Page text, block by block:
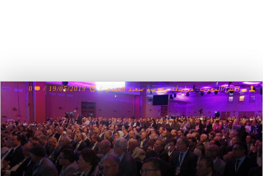
مراكش/المغرب: مراسلة وعدسة سعيد العيدي /
19/05/2019
/
0